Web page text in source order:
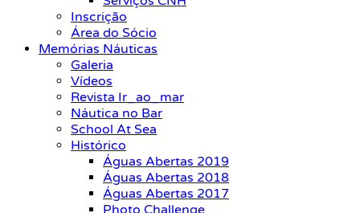
Inscrição
Área do Sócio
Memórias Náuticas
Galeria
Vídeos
Revista Ir_ao_mar
Náutica no Bar
School At Sea
Histórico
Águas Abertas 2019
Águas Abertas 2018
Águas Abertas 2017
Photo Challenge